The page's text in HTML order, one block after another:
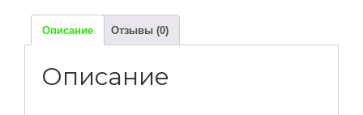
120
Описание Отзывы (0)
Описание